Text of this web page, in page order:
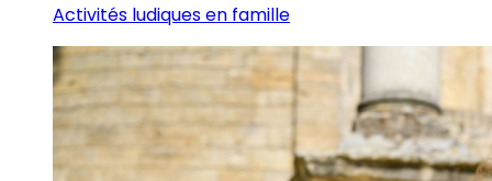
Activités ludiques en famille